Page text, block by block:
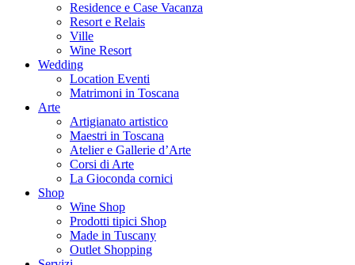
Residence e Case Vacanza
Resort e Relais
Ville
Wine Resort
Wedding
Location Eventi
Matrimoni in Toscana
Arte
Artigianato artistico
Maestri in Toscana
Atelier e Gallerie d’Arte
Corsi di Arte
La Gioconda cornici
Shop
Wine Shop
Prodotti tipici Shop
Made in Tuscany
Outlet Shopping